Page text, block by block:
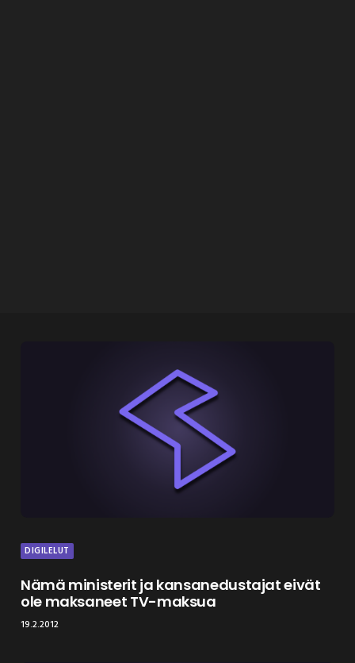
DIGILELUT
Nämä ministerit ja kansanedustajat eivät
ole maksaneet TV-maksua
19.2.2012